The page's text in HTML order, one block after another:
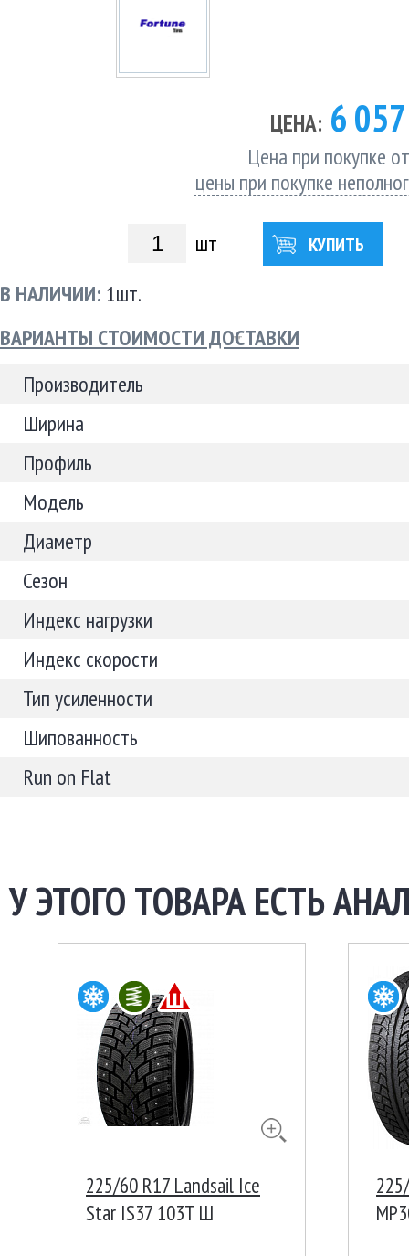
ЦЕНА: 6
Цена при покупке
цены при покупке
шт КУПИТЬ
В НАЛИЧИИ: 1шт.
ВАРИАНТЫ СТОИМОСТИ ДОСТАВКИ
Производитель
Ширина
Профиль
Модель
Диаметр
Сезон
Индекс нагрузки
Индекс скорости
Тип усиленности
Шипованность
Run on Flat
У ЭТОГО ТОВАРА ЕСТЬ
225/60 R17 Landsail Ice
Star IS37 103T Ш